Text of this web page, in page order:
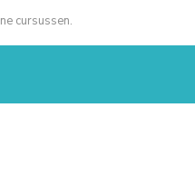
cursussen.